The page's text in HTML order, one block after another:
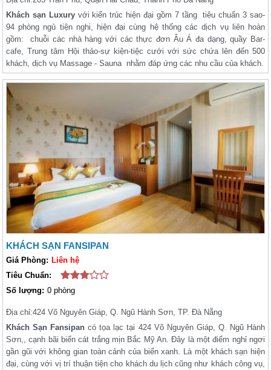
Khách sạn Luxuryvới kiến trúc hiện đại gồm 7 tầng tiêu chuẩn 3 sao-
94 phòng ngủ tiện nghi, hiện đại cùng hệ thống các dịch vụ liên hoàn
gồm: chuỗi các nhà hàng với các thực đơn Âu Á đa dạng, quầy Bar-
cafe, Trung tâm Hội thảo-sự kiện-tiệc cưới với sức chứa lên đến 500
khách, dịch vụ Massage - Sauna nhằm đáp ứng các nhu cầu của khách.
KHÁCH SẠN FANSIPAN
Giá Phòng: Liên hệ
Tiêu Chuẩn:
Số lượng: 0 phòng
Địa chỉ:424 Võ Nguyên Giáp, Q. Ngũ Hành Sơn, TP. Đà Nẵng
Khách Sạn Fansipancó tọa lạc tại 424 Võ Nguyên Giáp, Q. Ngũ Hành
Sơn,, cạnh bãi biển cát trắng mịn Bắc Mỹ An. Đây là một điểm nghỉ ngơi
gần gũi với không gian toàn cảnh của biển xanh. Là một khách sạn hiện
đại, cùng với vị trí thuận tiện cho khách du lịch cũng như khách công vụ,